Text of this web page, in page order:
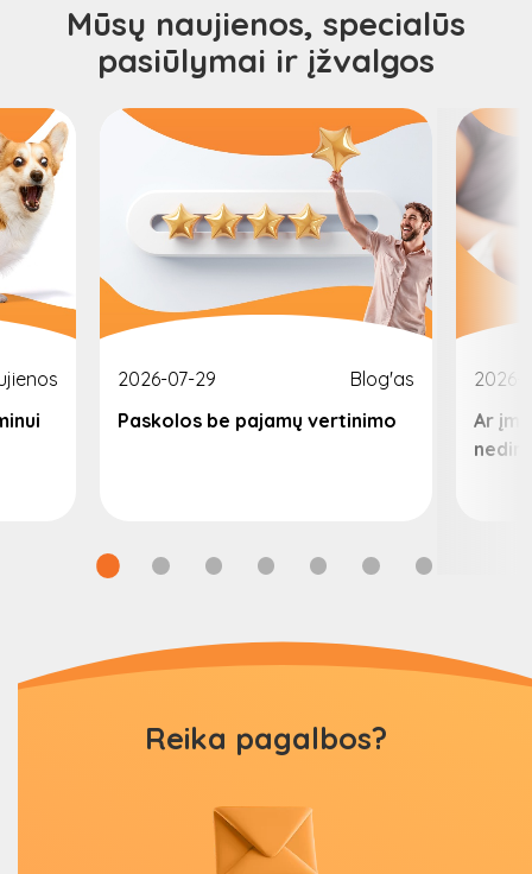
Mūsų naujienos, specialūs
pasiūlymai ir įžvalgos
2026-07-29
Blog'as
Paskolos be pajamų vertinimo
2026-
Ar
Reika pagalbos?